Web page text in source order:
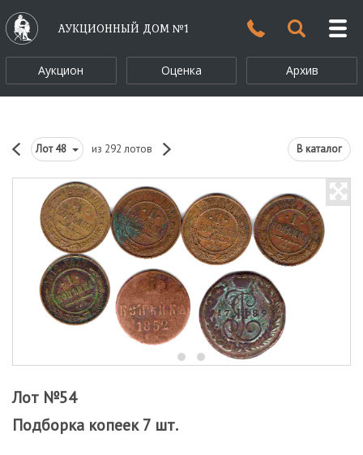
АУКЦИОННЫЙ ДОМ №1
Аукцион Оценка Архив
Лот48 из 292 лотов В каталог
Лот №54
Подборка копеек 7 шт.